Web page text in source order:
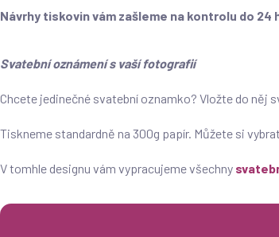
Návrhy tiskovin vám zašleme na kontrolu do 24
Svatební oznámení s vaší fotografií
Chcete jedinečné svatební oznamko? Vložte do něj
Tiskneme standardně na 300g papír. Můžete si
V tomhle designu vám vypracujeme všechny